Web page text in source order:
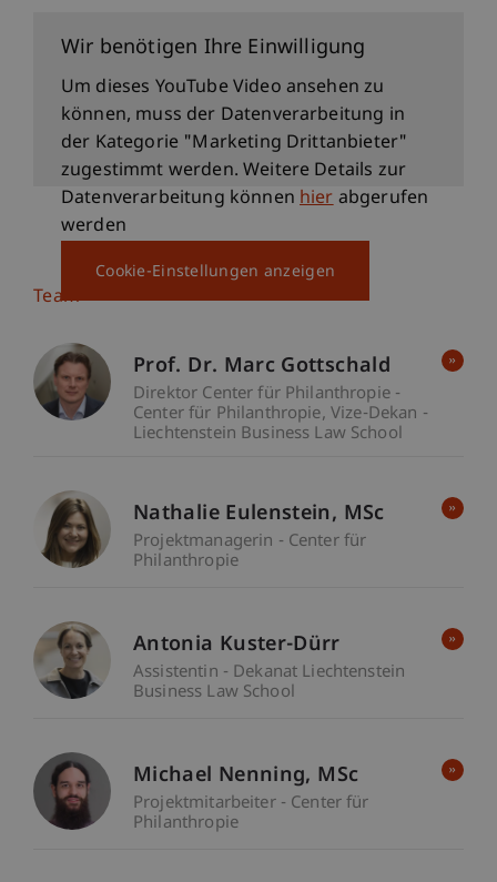
Wir benötigen Ihre Einwilligung
Um dieses YouTube Video ansehen zu
können, muss der Datenverarbeitung in
der Kategorie "Marketing Drittanbieter"
zugestimmt werden. Weitere Details zur
Datenverarbeitung könnenhierabgerufen
werden
Cookie-Einstellungen anzeigen
Team
Prof. Dr. Marc Gottschald
Direktor Center für Philanthropie -
Center für Philanthropie Vize-Dekan -
Liechtenstein Business Law School
Nathalie Eulenstein MSc
Projektmanagerin - Center für
Philanthropie
Antonia Kuster-Dürr
Assistentin - Dekanat Liechtenstein
Business Law School
Michael Nenning MSc
Projektmitarbeiter - Center für
Philanthropie